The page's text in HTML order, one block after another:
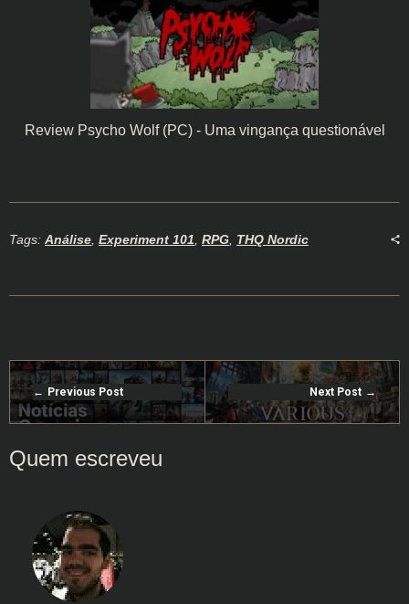
Review Psycho Wolf (PC) - Uma vingança questionável
Tags: Análise Experiment 101 RPG THQ Nordic
Previous Post Next Post